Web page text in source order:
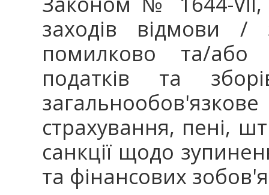
заходів відмови /
помилково та/або
податків та
страхування, пені,
санкції щодо
та фінансових